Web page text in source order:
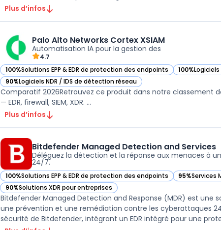
Plus d’infos
Palo Alto Networks Cortex XSIAM
Automatisation IA pour la gestion des
4.7
100%Solutions EPP & EDR de protection des endpoints
— voir Palo Alto Networks Cortex XSIAM dans cette catégorie
100%
— voir Palo
90%Logiciels NDR / IDS de détection réseau
— voir Palo Alto Networks Cortex XSIAM dans cette catégorie
Comparatif 2026Retrouvez ce produit dans notre classement
— EDR, firewall, SIEM, XDR. ...
Plus d’infos
Bitdefender Managed Detection and Services
Déléguez la détection et la réponse aux menaces à
24/7.
100%Solutions EPP & EDR de protection des endpoints
— voir Bitdefender Managed Detection and Services dans cette
95%Services
— voir
90%Solutions XDR pour entreprises
— voir Bitdefender Managed Detection and Services dans cette
Bitdefender Managed Detection and Response (MDR) est
une prévention et une remédiation contre les cyberattaques
sécurité de Bitdefender, intégrant un EDR intégré pour une